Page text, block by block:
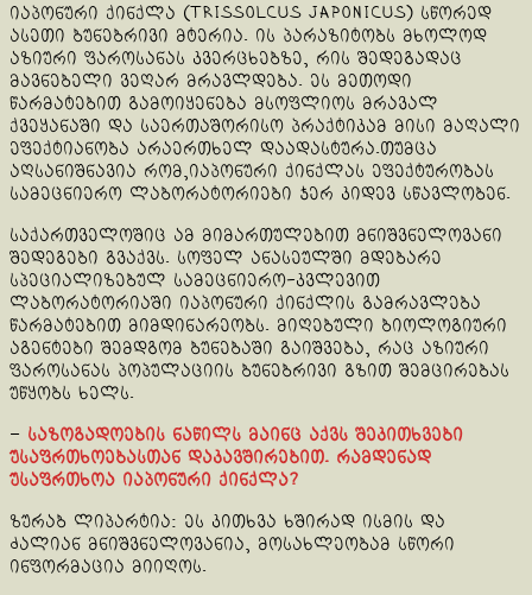
იაპონური ქინქლა (Trissolcus japonicus) სწორედ
ასეთი ბუნებრივი მტერია. ის პარაზიტობს მხოლოდ
აზიური ფაროსანას კვერცხებზე, რის შედეგადაც
მავნებელი ვეღარ მრავლდება. ეს მეთოდი
წარმატებით გამოიყენება მსოფლიოს მრავალ
ქვეყანაში და საერთაშორისო პრაქტიკამ მისი მაღალი
ეფექტიანობა არაერთხელ დაადასტურა.თუმცა
აღსანიშნავია რომ,იაპონური ქინქლას ეფექტურობას
სამეცნიერო ლაბორატორიები ჯერ კიდევ სწავლობენ.
საქართველოშიც ამ მიმართულებით მნიშვნელოვანი
შედეგები გვაქვს. სოფელ ანასეულში მდებარე
სპეციალიზებულ სამეცნიერო-კვლევით
ლაბორატორიაში იაპონური ქინქლის გამრავლება
წარმატებით მიმდინარეობს. მიღებული ბიოლოგიური
აგენტები შემდგომ ბუნებაში გაიშვება, რაც აზიური
ფაროსანას პოპულაციის ბუნებრივი გზით შემცირებას
უწყობს ხელს.
– საზოგადოების ნაწილს მაინც აქვს შეკითხვები
უსაფრთხოებასთან დაკავშირებით. რამდენად
უსაფრთხოა იაპონური ქინქლა?
ზურაბ ლიპარტია: ეს კითხვა ხშირად ისმის და
ძალიან მნიშვნელოვანია, მოსახლეობამ სწორი
ინფორმაცია მიიღოს.